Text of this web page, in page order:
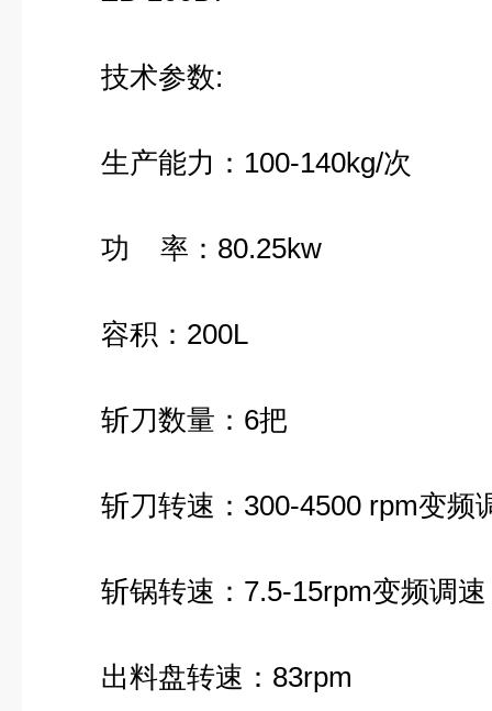
技术参数:
生产能力：100-140kg/次
功 率：80.25kw
容积：200L
斩刀数量：6把
斩刀转速：300-4500 rpm变频
斩锅转速：7.5-15rpm变频调速
出料盘转速：83rpm